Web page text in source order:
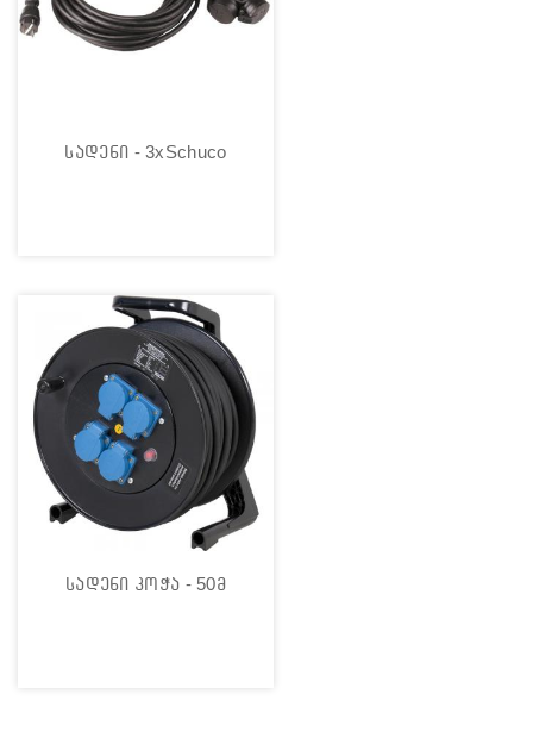
სადენი - 3xSchuco
სადენი კოჭა - 50მ